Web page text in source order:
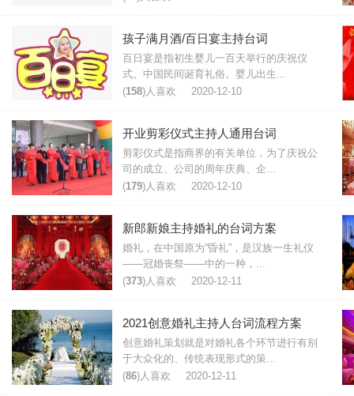
孩子满月酒/百日宴主持台词
百日宴是指初生婴儿一百天举行的庆祝仪
式。中国民间诞育礼俗。婴儿出生...
(158)人喜欢 2020-12-10
开业剪彩仪式主持人通用台词
剪彩仪式是指商界的有关单位，为了庆祝公
司的成立、公司的周年庆典、企...
(179)人喜欢 2020-12-10
新郎新娘主持婚礼的台词方案
婚礼，在中国原为“昏礼”，是汉族一生礼仪
——冠婚丧祭——中的一种，...
(373)人喜欢 2020-12-11
2021创意婚礼主持人台词流程方案
创意婚礼策划就是对婚礼各个环节进行有别
于大众化的、传统表现形式的策...
(86)人喜欢 2020-12-11